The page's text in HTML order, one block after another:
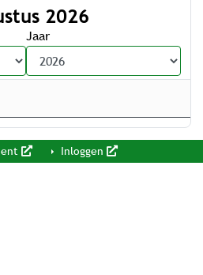
2026
Jaar
Inloggen